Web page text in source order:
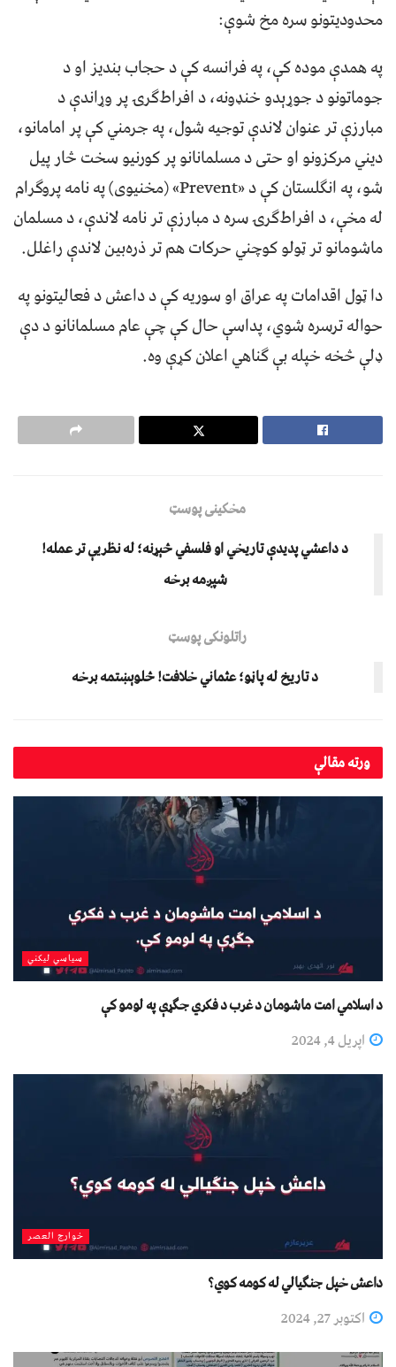
محدودیتونو سره مخ شوې:
په همدې موده کې، په فرانسه کې د حجاب بندیز او د
جوماتونو د جوړېدو خنډونه، د افراط‌ګرۍ پر وړاندې د
مبارزې تر عنوان لاندې توجیه شول، په جرمني کې پر امامانو،
دیني مرکزونو او حتی د مسلمانانو پر کورنیو سخت څار پیل
شو، په انګلستان کې د «Prevent» (مخنیوی) په نامه پروګرام
له مخې، د افراط‌ګرۍ سره د مبارزې تر نامه لاندې، د مسلمان
ماشومانو تر ټولو کوچني حرکات هم تر ذره‌بین لاندې راغلل.
دا ټول اقدامات په عراق او سوریه کې د داعش د فعالیتونو په
حواله ترسره شوي، پداسې حال کې چې عام مسلمانانو د دې
ډلې څخه خپله بې ګناهي اعلان کړې وه.
مخکینی پوسټ
د داعشي پدیدې تاریخي او فلسفي څېړنه؛ له نظریې تر عمله!
شپږمه برخه
راتلونکی پوسټ
د تاریخ له پاڼو؛ عثماني خلافت! څلوېښتمه برخه
ورتهمقالې
سیاسي لیکني
د اسلامي امت ماشومان د غرب د فکري جګړې په لومو کې
اپریل 4, 2024
خوارج العصر
داعش خپل جنګیالي له کومه کوي؟
اکتوبر 27, 2024